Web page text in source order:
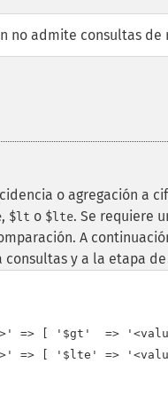
no admite consultas de
o agregación a
, $lt o $lte. Se requiere
A
y a la etapa de
=> [ '$gt'  =>
=> [ '$lte' =>